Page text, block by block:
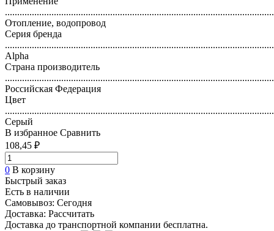
Отопление, водопровод
Серия бренда
Alpha
Страна производитель
Российская Федерация
Цвет
Серый
В избранное Сравнить
108,45 ₽
0 В корзину
Быстрый заказ
Есть в наличии
Самовывоз: Сегодня
Доставка: Рассчитать
Доставка до транспортной компании бесплатна.